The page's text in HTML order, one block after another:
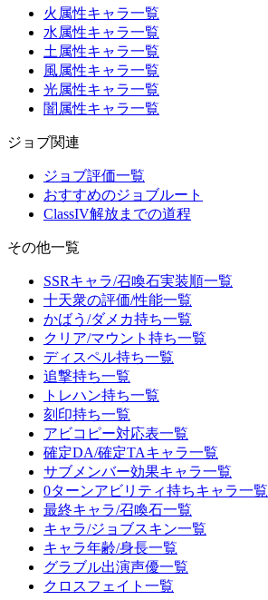
火属性キャラ一覧
水属性キャラ一覧
土属性キャラ一覧
風属性キャラ一覧
光属性キャラ一覧
闇属性キャラ一覧
ジョブ関連
ジョブ評価一覧
おすすめのジョブルート
ClassIV解放までの道程
その他一覧
SSRキャラ/召喚石実装順一覧
十天衆の評価/性能一覧
かばう/ダメカ持ち一覧
クリア/マウント持ち一覧
ディスペル持ち一覧
追撃持ち一覧
トレハン持ち一覧
刻印持ち一覧
アビコピー対応表一覧
確定DA/確定TAキャラ一覧
サブメンバー効果キャラ一覧
0ターンアビリティ持ちキャラ一覧
最終キャラ/召喚石一覧
キャラ/ジョブスキン一覧
キャラ年齢/身長一覧
グラブル出演声優一覧
クロスフェイト一覧